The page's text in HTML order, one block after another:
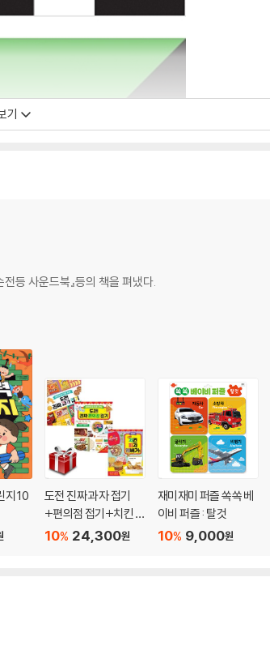
기
전등 사운드북』등의 책을 펴냈다.
지 10
도전 진짜 과자 접기
+편의점 접기+치킨 피
자 햄버거 접기(전3권)
24,300원
10%
재미재미 퍼즐 쏙쏙 베
이비 퍼즐 : 탈것
9,000원
10%